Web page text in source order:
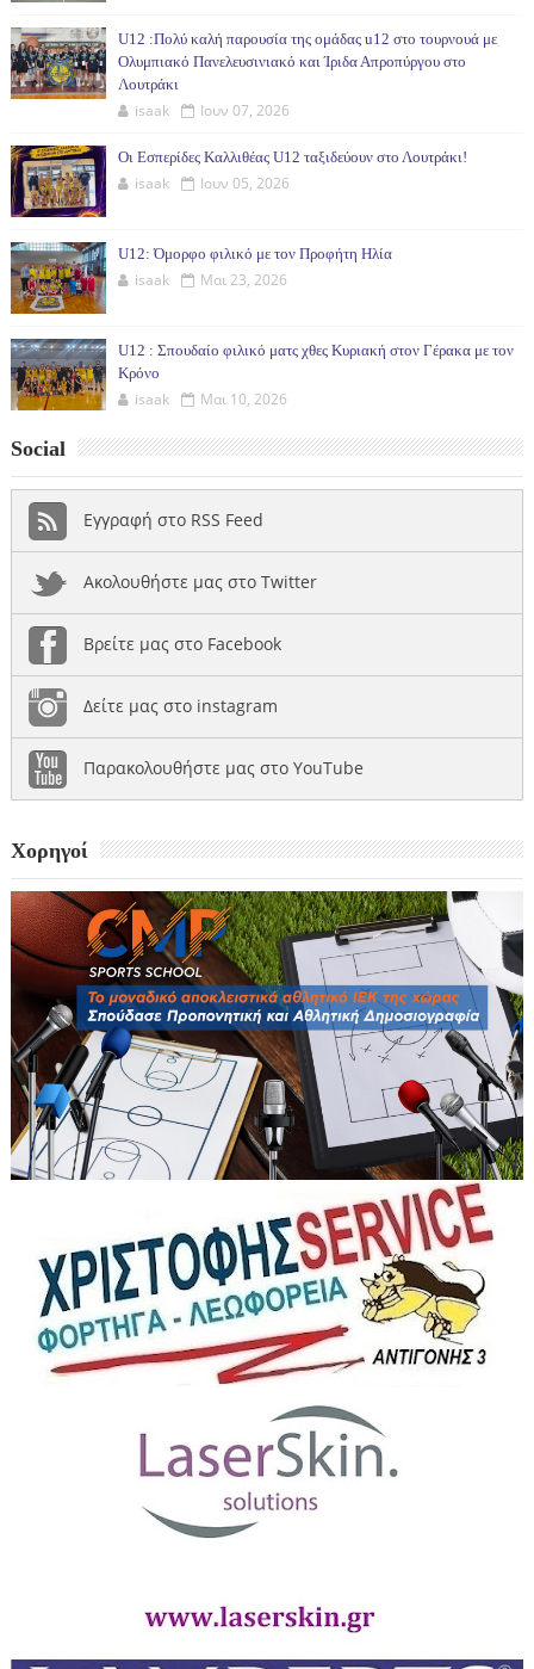
U12 :Πολύ καλή παρουσία της ομάδας u12 στο τουρνουά με
Ολυμπιακό Πανελευσινιακό και Ίριδα Απροπύργου στο
Λουτράκι
isaak Ιουν 07, 2026
Οι Εσπερίδες Καλλιθέας U12 ταξιδεύουν στο Λουτράκι!
isaak Ιουν 05, 2026
U12: Όμορφο φιλικό με τον Προφήτη Ηλία
isaak Μαι 23, 2026
U12 : Σπουδαίο φιλικό ματς χθες Κυριακή στον Γέρακα με τον
Κρόνο
isaak Μαι 10, 2026
Social
Εγγραφή στο RSS Feed
Ακολουθήστε μας στο Twitter
Βρείτε μας στο Facebook
Δείτε μας στο instagram
Παρακολουθήστε μας στο YouTube
Χορηγοί